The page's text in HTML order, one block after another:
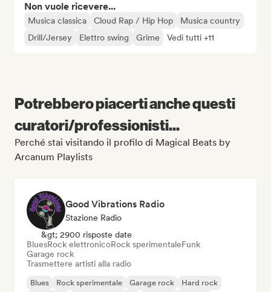
Non vuole ricevere...
Musica classica Cloud Rap / Hip Hop
Musica country
Drill/Jersey
Elettro swing Grime Vedi tutti +11
Potrebbero piacerti anche questi
curatori/professionisti...
Perché stai visitando il profilo di Magical Beats by
Arcanum Playlists
Good Vibrations Radio
Stazione Radio
&gt; 2900 risposte date
BluesRock elettronicoRock sperimentaleFunk
Garage rock
Trasmettere artisti alla radio
Blues Rock sperimentale Garage rock
Hard rock